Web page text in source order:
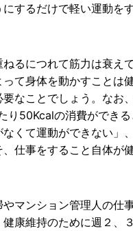
するだけで軽い運動を
るにつれて筋力は衰え
て身体を動かすことは
要なことでしょう。なお
り50Kcalの消費ができ
くて運動ができない」
、仕事をすること自体が
マンション管理人の仕
健康維持のために週２、